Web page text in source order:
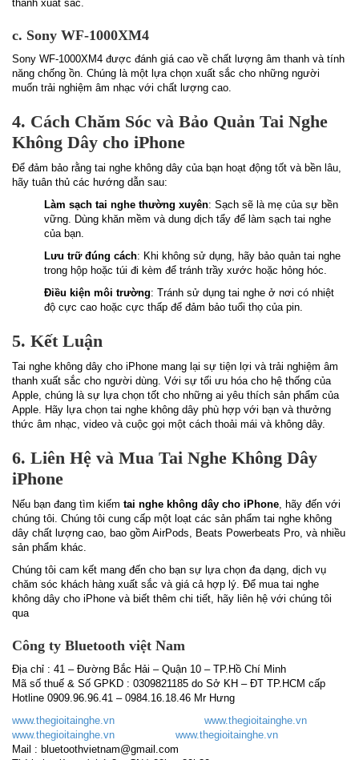
thanh xuất sắc.
c. Sony WF-1000XM4
Sony WF-1000XM4 được đánh giá cao về chất lượng âm thanh và tính
năng chống ồn. Chúng là một lựa chọn xuất sắc cho những người
muốn trải nghiệm âm nhạc với chất lượng cao.
4. Cách Chăm Sóc và Bảo Quản Tai Nghe
Không Dây cho iPhone
Để đảm bảo rằng tai nghe không dây của bạn hoạt động tốt và bền lâu,
hãy tuân thủ các hướng dẫn sau:
Làm sạch tai nghe thường xuyên: Sạch sẽ là mẹ của sự bền
vững. Dùng khăn mềm và dung dịch tẩy để làm sạch tai nghe
của bạn.
Lưu trữ đúng cách: Khi không sử dụng, hãy bảo quản tai nghe
trong hộp hoặc túi đi kèm để tránh trầy xước hoặc hỏng hóc.
Điều kiện môi trường: Tránh sử dụng tai nghe ở nơi có nhiệt
độ cực cao hoặc cực thấp để đảm bảo tuổi thọ của pin.
5. Kết Luận
Tai nghe không dây cho iPhone mang lại sự tiện lợi và trải nghiệm âm
thanh xuất sắc cho người dùng. Với sự tối ưu hóa cho hệ thống của
Apple, chúng là sự lựa chọn tốt cho những ai yêu thích sản phẩm của
Apple. Hãy lựa chọn tai nghe không dây phù hợp với bạn và thưởng
thức âm nhạc, video và cuộc gọi một cách thoải mái và không dây.
6. Liên Hệ và Mua Tai Nghe Không Dây
iPhone
Nếu bạn đang tìm kiếm tai nghe không dây cho iPhone, hãy đến với
chúng tôi. Chúng tôi cung cấp một loạt các sản phẩm tai nghe không
dây chất lượng cao, bao gồm AirPods, Beats Powerbeats Pro, và nhiều
sản phẩm khác.
Chúng tôi cam kết mang đến cho bạn sự lựa chọn đa dạng, dịch vụ
chăm sóc khách hàng xuất sắc và giá cả hợp lý. Để mua tai nghe
không dây cho iPhone và biết thêm chi tiết, hãy liên hệ với chúng tôi
qua
Công ty Bluetooth việt Nam
Địa chỉ : 41 – Đường Bắc Hải – Quận 10 – TP.Hồ Chí Minh
Mã số thuế & Số GPKD : 0309821185 do Sở KH – ĐT TP.HCM cấp
Hotline 0909.96.96.41 – 0984.16.18.46 Mr Hưng
www.thegioitainghe.vn
www.thegioitainghe.vn
www.thegioitainghe.vn
www.thegioitainghe.vn
Mail : bluetoothvietnam@gmail.com